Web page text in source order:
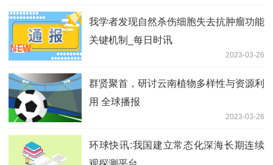
我学者发现自然杀伤细胞失去抗肿瘤功能
关键机制_每日时讯
2023-03-26
群贤聚首，研讨云南植物多样性与资源利
用 全球播报
2023-03-26
环球快讯:我国建立常态化深海长期连续